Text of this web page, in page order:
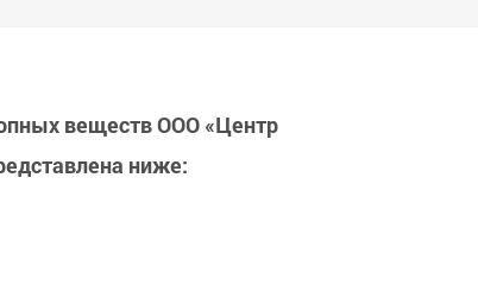
веществ ООО «Центр
ниже: